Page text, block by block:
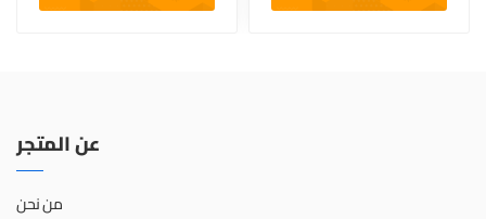
عن المتجر
من نحن